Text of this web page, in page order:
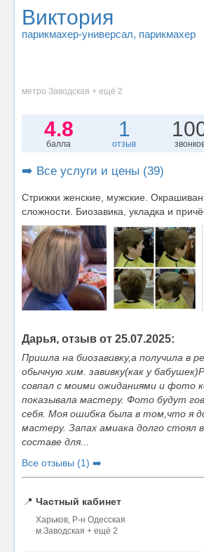
Виктория
парикмахер-универсал, парикмахер
метро Заводская + ещё 2
4.8
балла
1
отзыв
➡️ Все услуги и цены (39)
Стрижки женские, мужские.
сложности. Биозавика, укладка и
Дарья, отзыв от 25.07.2025:
Пришла на биозавивку,а получила в
обычную хим. завивку(как у
совпал с моими ожиданиями и фото
показывала мастеру. Фото будут
себя. Моя ошибка была в том,что я
мастеру. Запах амиака долго стоял
составе для...
Все отзывы (1) ➡️
📍 Частный кабинет
Харьков, Р-н Одесская
м.Заводская + ещё 2